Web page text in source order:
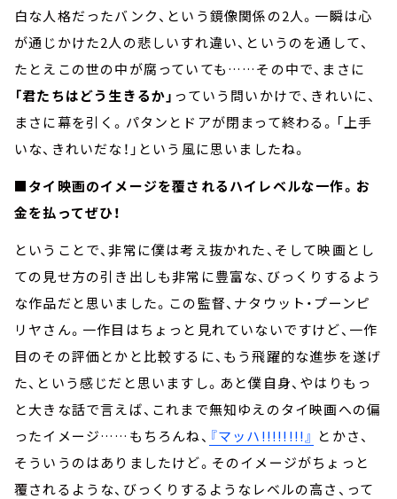
白な人格だったバンク、という鏡像関係の2人。一瞬は心
が通じかけた2人の悲しいすれ違い、というのを通して、
たとえこの世の中が腐っていても……その中で、まさに
「君たちはどう生きるか」 っていう問いかけで、きれいに、
まさに幕を引く。パタンとドアが閉まって終わる。「上手
いな、きれいだな！」という風に思いましたね。
■タイ映画のイメージを覆されるハイレベルな一作。お
金を払ってぜひ！
ということで、非常に僕は考え抜かれた、そして映画とし
ての見せ方の引き出しも非常に豊富な、びっくりするよう
な作品だと思いました。この監督、ナタウット・プーンピ
リヤさん。一作目はちょっと見れていないですけど、一作
目のその評価とかと比較するに、もう飛躍的な進歩を遂げ
た、という感じだと思いますし。あと僕自身、やはりもっ
と大きな話で言えば、これまで無知ゆえのタイ映画への偏
ったイメージ……もちろんね、 『マッハ!!!!!!!!』 とかさ、
そういうのはありましたけど。そのイメージがちょっと
覆されるような、びっくりするようなレベルの高さ、って